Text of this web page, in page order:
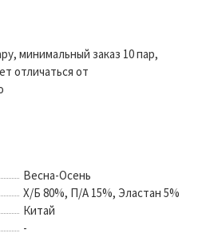
минимальный заказ 10 пар,
отличаться от
Весна-Осень
Х/Б 80%, П/А 15%, Эластан 5%
Китай
-